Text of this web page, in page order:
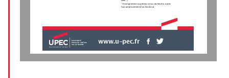
- Enseignement supérieur et/ou recherche, après
l'accomplissement d'un Doctorat
www.u-pec.fr